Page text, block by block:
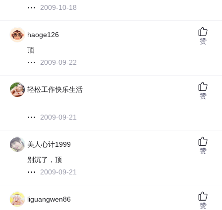
2009-10-18
haoge126
顶
2009-09-22
赞
轻松工作快乐生活
2009-09-21
赞
美人心计1999
别沉了，顶
2009-09-21
赞
liguangwen86
赞